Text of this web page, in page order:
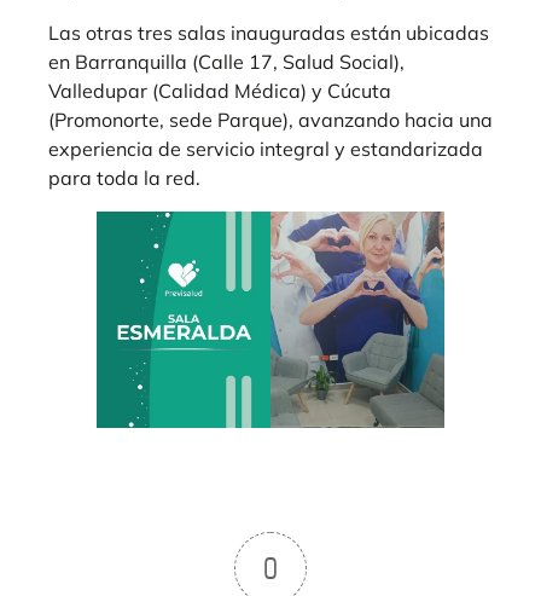
Las otras tres salas inauguradas están ubicadas
en Barranquilla (Calle 17, Salud Social),
Valledupar (Calidad Médica) y Cúcuta
(Promonorte, sede Parque), avanzando hacia una
experiencia de servicio integral y estandarizada
para toda la red.
0